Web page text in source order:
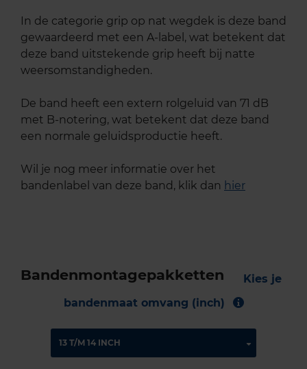
In de categorie grip op nat wegdek is deze band
gewaardeerd met een A-label, wat betekent dat
deze band uitstekende grip heeft bij natte
weersomstandigheden.
De band heeft een extern rolgeluid van 71 dB
met B-notering, wat betekent dat deze band
een normale geluidsproductie heeft.
Wil je nog meer informatie over het
bandenlabel van deze band, klik dan hier
Bandenmontagepakketten
Kies je
bandenmaat omvang (inch)